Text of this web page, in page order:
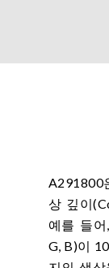
A291800
상 깊이
예를 들
G, B)이